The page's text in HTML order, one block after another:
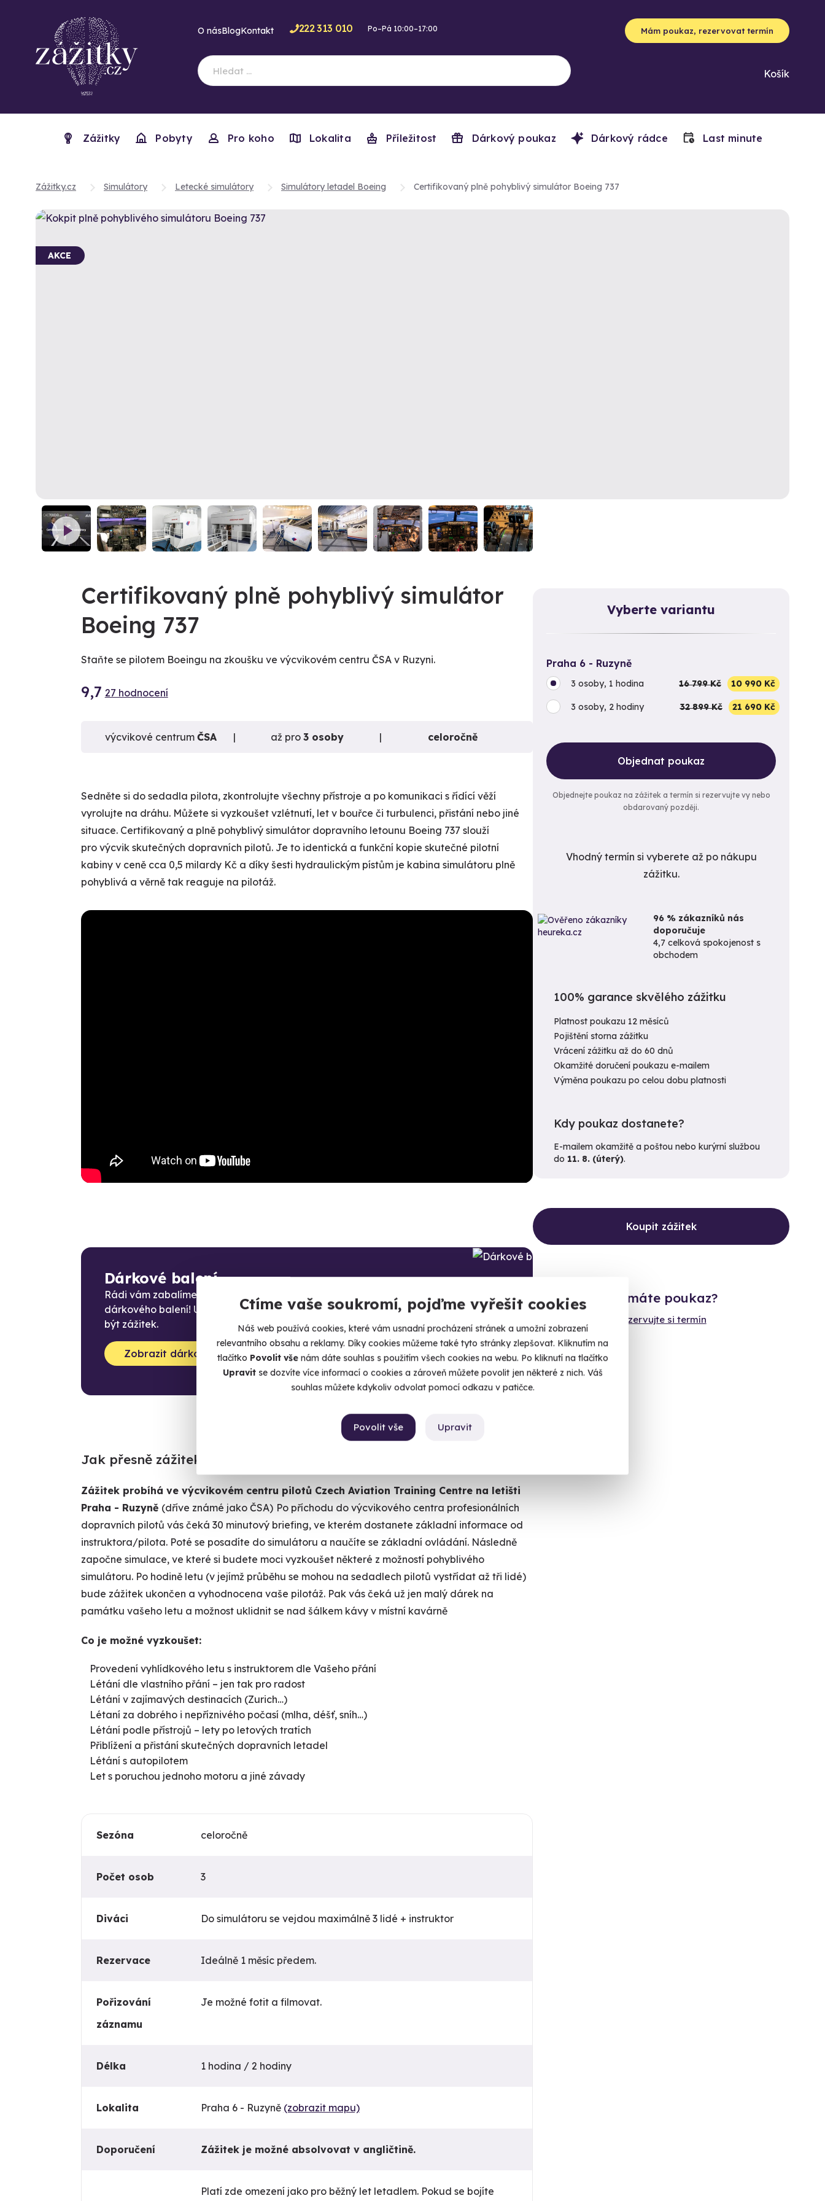
Ctíme vaše soukromí, pojďme vyřešit cookies
Náš web používá cookies, které vám usnadní procházení stránek a umožní zobrazení
relevantního obsahu a reklamy. Díky cookies můžeme také tyto stránky zlepšovat. Kliknutím na
tlačítko Povolit vše nám dáte souhlas s použitím všech cookies na webu. Po kliknutí na tlačítko
Upravitse dozvíte více informací o cookies a zároveň můžete povolit jen některé z nich. Váš
souhlas můžete kdykoliv odvolat pomocí odkazu v patičce.
Upravit
Povolit vše
O násBlogKontakt 222 313 010 Po–Pá 10:00–17:00 Mám poukaz, rezervovat termín
Košík
Zážitky Pobyty Pro koho Lokalita Příležitost Dárkový poukaz Dárkový rádce Last minute
Zážitky.cz Simulátory Letecké simulátory Simulátory letadel Boeing Certifikovaný plně pohyblivý simulátor Boeing 737
AKCE
Vyberte variantu
Praha 6 - Ruzyně
3 osoby, 1 hodina 16 799 Kč 10 990 Kč
3 osoby, 2 hodiny 32 899 Kč 21 690 Kč
Objednat poukaz
Objednejte poukaz na zážitek a termín si rezervujte vy nebo
obdarovaný později.
Vhodný termín si vyberete až po nákupu
zážitku.
96 % zákazníků nás
doporučuje
4,7 celková spokojenost s
obchodem
100% garance skvělého zážitku
Platnost poukazu 12 měsíců
Pojištění storna zážitku
Vrácení zážitku až do 60 dnů
Okamžité doručení poukazu e-mailem
Výměna poukazu po celou dobu platnosti
Kdy poukaz dostanete?
E-mailem okamžitě a poštou nebo kurýrní službou
do 11. 8. (úterý).
Koupit zážitek
Již máte poukaz?
Rezervujte si termín
Certifikovaný plně pohyblivý simulátor
Boeing 737
Staňte se pilotem Boeingu na zkoušku ve výcvikovém centru ČSA v Ruzyni.
9,7 27 hodnocení
výcvikové centrumČSA až pro 3 osoby celoročně
Sedněte si do sedadla pilota, zkontrolujte všechny přístroje a po komunikaci s řídící věží
vyrolujte na dráhu. Můžete si vyzkoušet vzlétnutí, let v bouřce či turbulenci, přistání nebo jiné
situace. Certifikovaný a plně pohyblivý simulátor dopravního letounu Boeing 737 slouží
pro výcvik skutečných dopravních pilotů. Je to identická a funkční kopie skutečné pilotní
kabiny v ceně cca 0,5 milardy Kč a díky šesti hydraulickým pístům je kabina simulátoru plně
pohyblivá a věrně tak reaguje na pilotáž.
Dárkové balení
Rádi vám zabalíme zážitek do
dárkového balení! Už rozbalování může
být zážitek.
Zobrazit dárková balení
Jak přesně zážitek probíhá
Zážitek probíhá ve výcvikovém centru pilotů Czech Aviation Training Centre na letišti
Praha - Ruzyně (dříve známé jako ČSA) Po příchodu do výcvikového centra profesionálních
dopravních pilotů vás čeká 30 minutový briefing, ve kterém dostanete základní informace od
instruktora/pilota. Poté se posadíte do simulátoru a naučíte se základní ovládání. Následně
započne simulace, ve které si budete moci vyzkoušet některé z možností pohyblivého
simulátoru. Po hodině letu (v jejímž průběhu se mohou na sedadlech pilotů vystřídat až tři lidé)
bude zážitek ukončen a vyhodnocena vaše pilotáž. Pak vás čeká už jen malý dárek na
památku vašeho letu a možnost uklidnit se nad šálkem kávy v místní kavárně
Co je možné vyzkoušet:
Provedení vyhlídkového letu s instruktorem dle Vašeho přání
Létání dle vlastního přání – jen tak pro radost
Létání v zajímavých destinacích (Zurich…)
Létaní za dobrého i nepříznivého počasí (mlha, déšť, sníh…)
Létání podle přístrojů – lety po letových tratích
Přiblížení a přistání skutečných dopravních letadel
Létání s autopilotem
Let s poruchou jednoho motoru a jiné závady
Sezóna celoročně
Počet osob 3
Diváci Do simulátoru se vejdou maximálně 3 lidé + instruktor
Rezervace Ideálně 1 měsíc předem.
Pořizování
záznamu
Je možné fotit a filmovat.
Délka 1 hodina / 2 hodiny
Lokalita Praha 6 - Ruzyně (zobrazit mapu)
Doporučení Zážitek je možné absolvovat v angličtině.
Platí zde omezení jako pro běžný let letadlem. Pokud se bojíte